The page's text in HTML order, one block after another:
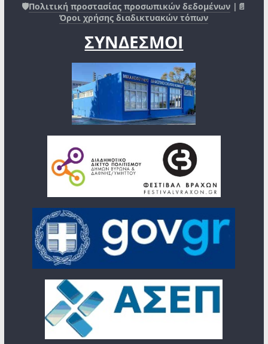
🛡️Πολιτική προστασίας προσωπικών δεδομένων |📄
Όροι χρήσης διαδικτυακών τόπων
ΣΥΝΔΕΣΜΟΙ